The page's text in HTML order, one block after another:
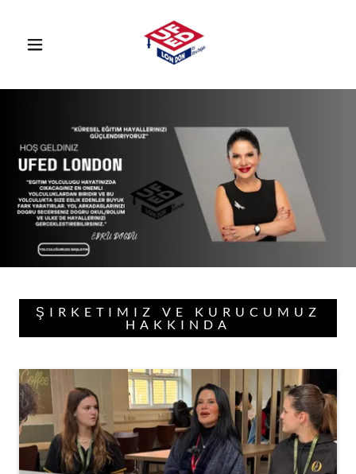
ŞIRKETIMIZ VE KURUCUMUZ
HAKKINDA